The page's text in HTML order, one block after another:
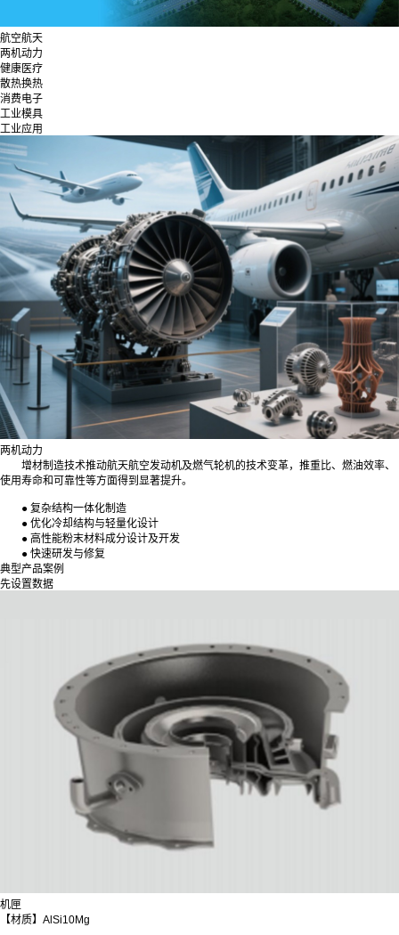
航空航天
两机动力
健康医疗
散热换热
消费电子
工业模具
工业应用
两机动力
增材制造技术推动航天航空发动机及燃气轮机的技术变革，推重比、燃油效率、
使用寿命和可靠性等方面得到显著提升。
● 复杂结构一体化制造
● 优化冷却结构与轻量化设计
● 高性能粉末材料成分设计及开发
● 快速研发与修复
典型产品案例
先设置数据
机匣
【材质】AlSi10Mg